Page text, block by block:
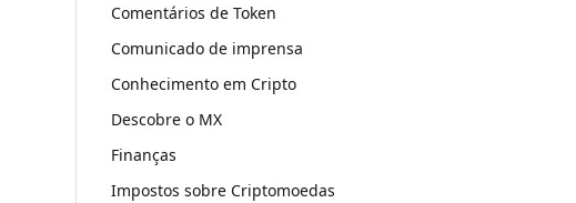
Comentários de Token
Comunicado de imprensa
Conhecimento em Cripto
Descobre o MX
Finanças
Impostos sobre Criptomoedas